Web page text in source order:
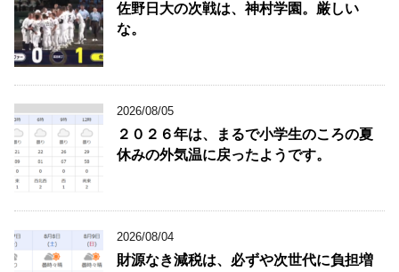
佐野日大の次戦は、神村学園。厳しい
な。
2026/08/05
２０２６年は、まるで小学生のころの夏
休みの外気温に戻ったようです。
2026/08/04
財源なき減税は、必ずや次世代に負担増